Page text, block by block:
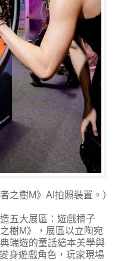
之樹M》AI拍照裝置。）
五大展區：遊戲橘子
樹M》，展區以立陶宛
端遊的童話繪本美學與
身遊戲角色，玩家現場